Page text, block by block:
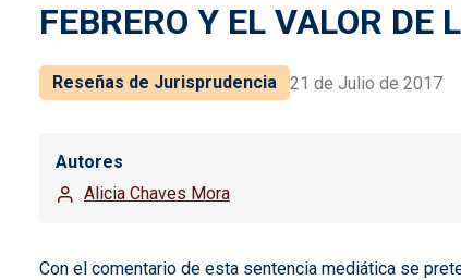
FEBRERO Y EL VALOR DE
Reseñas de Jurisprudencia 21 de Julio de 2017
Autores
Alicia Chaves Mora
Con el comentario de esta sentencia mediática se